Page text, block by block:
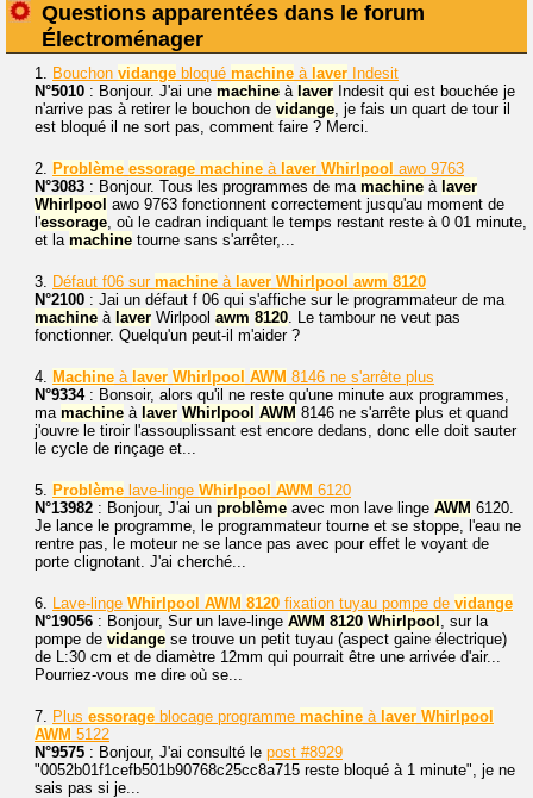
Questions apparentées dans le forum
Électroménager
1. Bouchon vidange bloqué machine à laver Indesit
N°5010 : Bonjour. J'ai une machine à laver Indesit qui est bouchée je
n'arrive pas à retirer le bouchon de vidange, je fais un quart de tour il
est bloqué il ne sort pas, comment faire ? Merci.
2. Problème essorage machine à laver Whirlpool awo 9763
N°3083 : Bonjour. Tous les programmes de ma machine à laver
Whirlpool awo 9763 fonctionnent correctement jusqu'au moment de
l'essorage, où le cadran indiquant le temps restant reste à 0 01 minute,
et la machine tourne sans s'arrêter,...
3. Défaut f06 sur machine à laver Whirlpool awm 8120
N°2100 : Jai un défaut f 06 qui s'affiche sur le programmateur de ma
machine à laver Wirlpool awm 8120. Le tambour ne veut pas
fonctionner. Quelqu'un peut-il m'aider ?
4. Machine à laver Whirlpool AWM 8146 ne s'arrête plus
N°9334: Bonsoir, alors qu'il ne reste qu'une minute aux programmes,
ma machine à laver Whirlpool AWM 8146 ne s'arrête plus et quand
j'ouvre le tiroir l'assouplissant est encore dedans, donc elle doit sauter
le cycle de rinçage et...
5. Problème lave-linge Whirlpool AWM 6120
N°13982 : Bonjour, J'ai un problème avec mon lave linge AWM 6120.
Je lance le programme, le programmateur tourne et se stoppe, l'eau ne
rentre pas, le moteur ne se lance pas avec pour effet le voyant de
porte clignotant. J'ai cherché...
6. Lave-linge Whirlpool AWM 8120 fixation tuyau pompe de vidange
N°19056 : Bonjour, Sur un lave-linge AWM 8120 Whirlpool , sur la
pompe de vidange se trouve un petit tuyau (aspect gaine électrique)
de L:30 cm et de diamètre 12mm qui pourrait être une arrivée d'air...
Pourriez-vous me dire où se...
7. Plus essorage blocage programme machine à laver Whirlpool
AWM 5122
N°9575 : Bonjour, J'ai consulté le post #8929
"0052b01f1cefb501b90768c25cc8a715 reste bloqué à 1 minute", je ne
sais pas si je...